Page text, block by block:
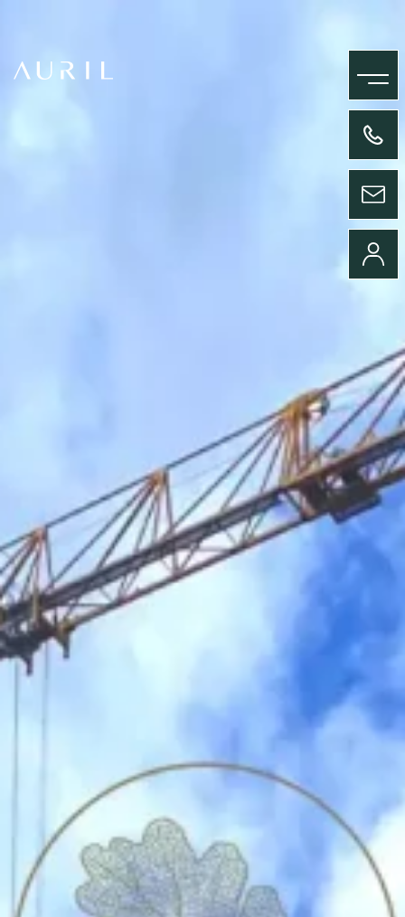
Nous
contacter